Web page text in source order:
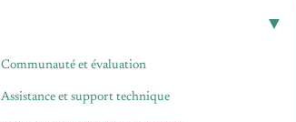
Communauté et évaluation
Assistance et support technique